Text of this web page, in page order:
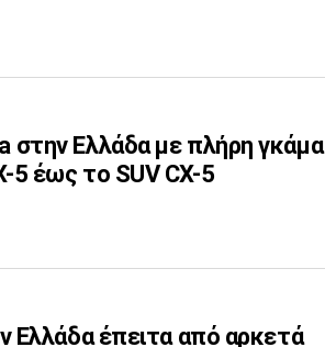
στην Ελλάδα με πλήρη γκάμα
έως το SUV CX-5
Ελλάδα έπειτα από αρκετά